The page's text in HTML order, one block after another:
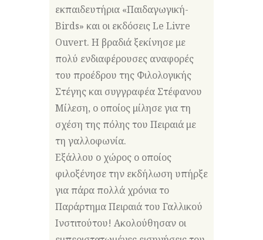
εκπαιδευτήρια «Παιδαγωγική-
Birds» και οι εκδόσεις Le Livre
Ouvert. Η βραδιά ξεκίνησε με
πολύ ενδιαφέρουσες αναφορές
του προέδρου της Φιλολογικής
Στέγης και συγγραφέα Στέφανου
Μίλεση, ο οποίος μίλησε για τη
σχέση της πόλης του Πειραιά με
τη γαλλοφωνία.
Εξάλλου ο χώρος ο οποίος
φιλοξένησε την εκδήλωση υπήρξε
για πάρα πολλά χρόνια το
Παράρτημα Πειραιά του Γαλλικού
Ινστιτούτου! Ακολούθησαν οι